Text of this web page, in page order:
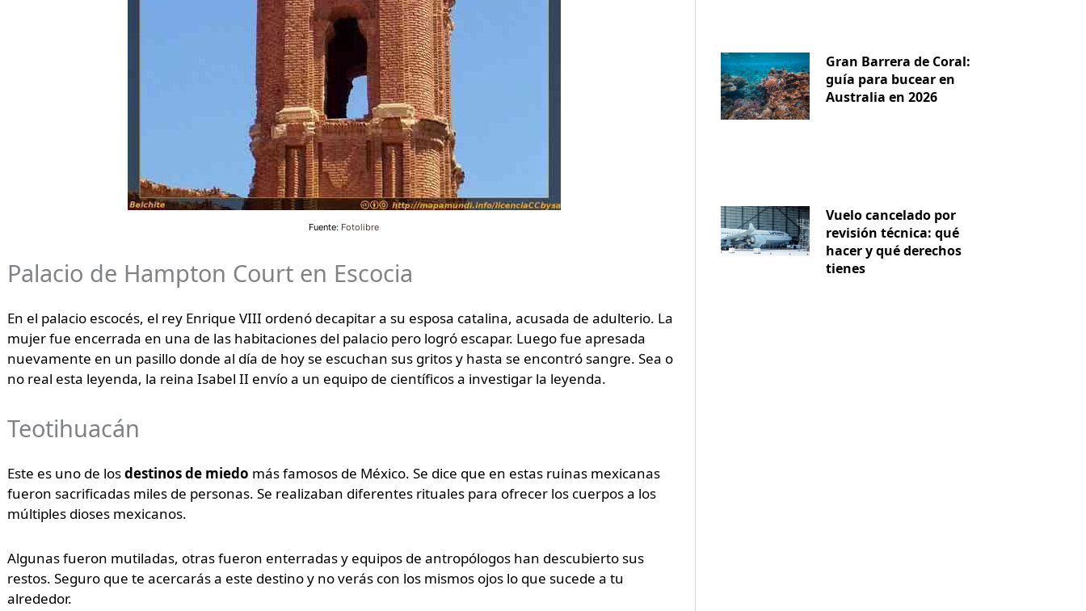
Fuente: Fotolibre
Palacio de Hampton Court en Escocia
En el palacio escocés, el rey Enrique VIII ordenó decapitar a su esposa catalina, acusada de adulterio. La
mujer fue encerrada en una de las habitaciones del palacio pero logró escapar. Luego fue apresada
nuevamente en un pasillo donde al día de hoy se escuchan sus gritos y hasta se encontró sangre. Sea o
no real esta leyenda, la reina Isabel II envío a un equipo de científicos a investigar la leyenda.
Teotihuacán
Este es uno de losdestinos de miedo más famosos de México. Se dice que en estas ruinas mexicanas
fueron sacrificadas miles de personas. Se realizaban diferentes rituales para ofrecer los cuerpos a los
múltiples dioses mexicanos.
Algunas fueron mutiladas, otras fueron enterradas y equipos de antropólogos han descubierto sus
restos. Seguro que te acercarás a este destino y no verás con los mismos ojos lo que sucede a tu
alrededor.
Gran Barrera de Coral:
guía para bucear en
Australia en 2026
Vuelo cancelado por
revisión técnica: qué
hacer y qué derechos
tienes